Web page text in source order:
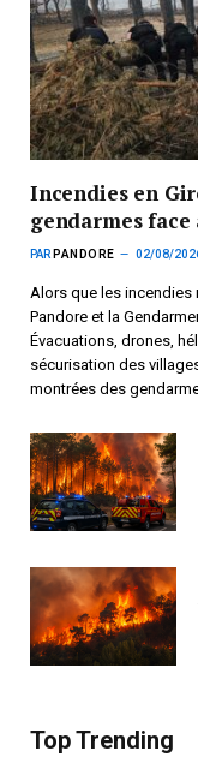
Incendies en
gendarmes
PAR PANDORE 02/08/
Alors que les incendies
Pandore et la
Évacuations, drones,
sécurisation des
montrées des
Top Trending